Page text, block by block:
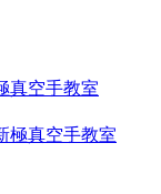
真空手教室
極真空手教室